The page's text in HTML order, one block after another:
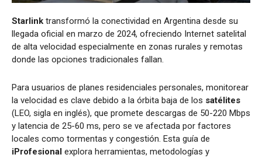
Starlink transformó la conectividad en Argentina desde su
llegada oficial en marzo de 2024, ofreciendo Internet satelital
de alta velocidad especialmente en zonas rurales y remotas
donde las opciones tradicionales fallan.
Para usuarios de planes residenciales personales, monitorear
la velocidad es clave debido a la órbita baja de los satélites
(LEO, sigla en inglés), que promete descargas de 50-220 Mbps
y latencia de 25-60 ms, pero se ve afectada por factores
locales como tormentas y congestión. Esta guía de
iProfesional explora herramientas, metodologías y